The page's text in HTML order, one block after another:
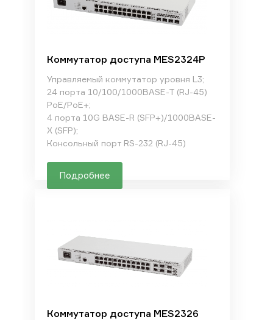
Коммутатор доступа MES2324P
Управляемый коммутатор уровня L3;
24 порта 10/100/1000BASE-T (RJ-45)
PoE/PoE+;
4 порта 10G BASE-R (SFP+)/1000BASE-
X (SFP);
Консольный порт RS-232 (RJ-45)
Подробнее
Коммутатор доступа MES2326